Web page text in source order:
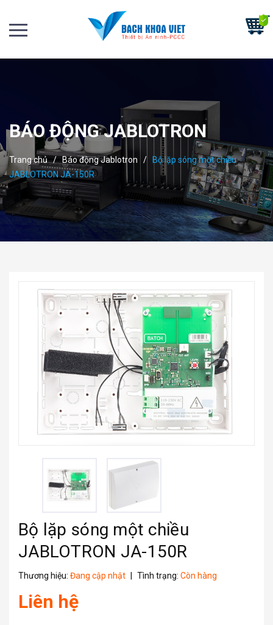
BÁO ĐỘNG JABLOTRON
Trang chủ / Báo động Jablotron / Bộ lặp sóng một chiều
JABLOTRON JA-150R
Bộ lặp sóng một chiều
JABLOTRON JA-150R
Thương hiệu: Đang cập nhật Tình trạng: Còn hàng
Liên hệ